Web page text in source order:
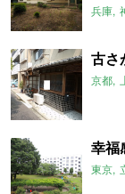
兵庫
古さ
京都
幸福
東京